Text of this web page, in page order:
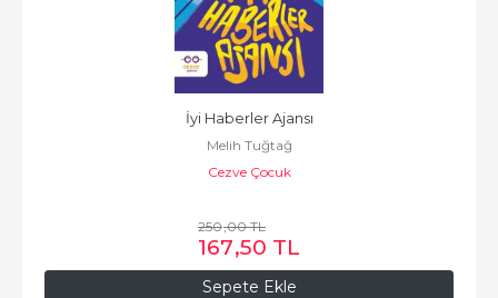
Sepete Ekle
İyi Haberler Ajansı
Melih Tuğtağ
Cezve Çocuk
250,00TL
167,50 TL